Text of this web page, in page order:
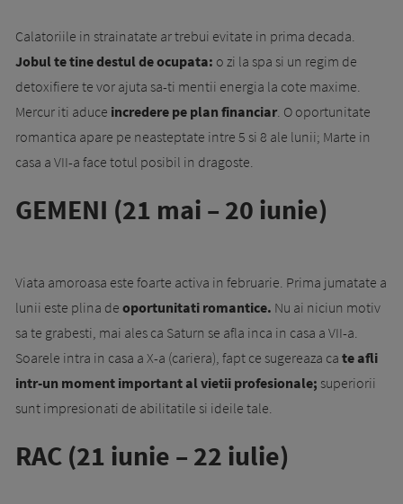
Calatoriile in strainatate ar trebui evitate in prima decada.
Jobul te tine destul de ocupata: o zi la spa si un regim de
detoxifiere te vor ajuta sa-ti mentii energia la cote maxime.
Mercur iti aduce incredere pe plan financiar. O oportunitate
romantica apare pe neasteptate intre 5 si 8 ale lunii; Marte in
casa a VII-a face totul posibil in dragoste.
GEMENI (21 mai – 20 iunie)
Viata amoroasa este foarte activa in februarie. Prima jumatate a
lunii este plina de oportunitati romantice. Nu ai niciun motiv
sa te grabesti, mai ales ca Saturn se afla inca in casa a VII-a.
Soarele intra in casa a X-a (cariera), fapt ce sugereaza ca te afli
intr-un moment important al vietii profesionale; superiorii
sunt impresionati de abilitatile si ideile tale.
RAC (21 iunie – 22 iulie)